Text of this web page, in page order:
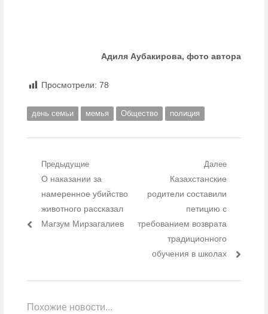
Адиля Аубакирова, фото автора
Просмотрели: 78
день семьи мемья Общество полиция
Навигация по записям
Предыдущие
Предыдущий пост:
О наказании за
намеренное убийство
животного рассказал
Магзум Мирзагалиев
Далее
Следующий пост:
Казахстанские
родители составили
петицию с
требованием возврата
традиционного
обучения в школах
Похожие новости...